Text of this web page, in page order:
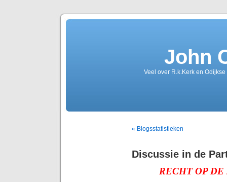
John
Veel over R.k.Kerk en
« Blogsstatistieken
Discussie in de
RECHT OP